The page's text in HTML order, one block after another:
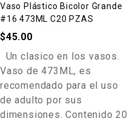
Vaso Plástico Bicolor Grande
#16 473ML C20 PZAS
$45.00
Un clasico en los vasos.
Vaso de 473ML, es
recomendado para el uso
de adulto por sus
dimensiones. Contenido 20